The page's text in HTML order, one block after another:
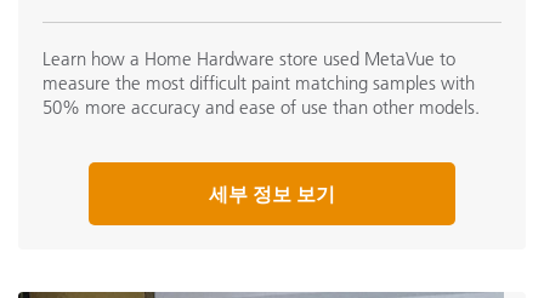
Learn how a Home Hardware store used MetaVue to
measure the most difficult paint matching samples with
50% more accuracy and ease of use than other models.
세부 정보 보기